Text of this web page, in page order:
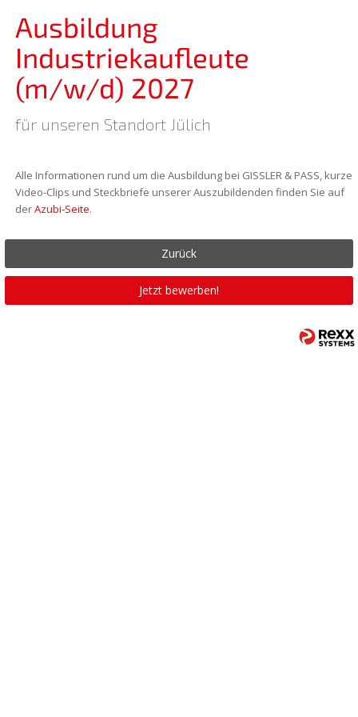
Ausbildung
Industriekaufleute
(m/w/d) 2027
für unseren Standort Jülich
Alle Informationen rund um die Ausbildung bei GISSLER & PASS, kurze
Video-Clips und Steckbriefe unserer Auszubildenden finden Sie auf
derAzubi-Seite.
Zurück
Jetzt bewerben!